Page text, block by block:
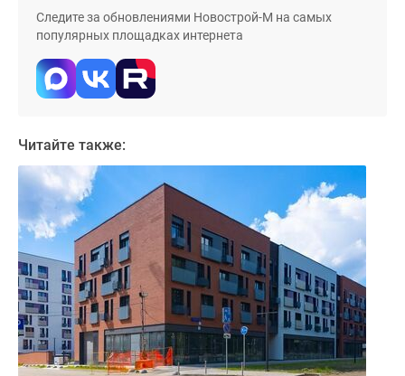
Бизнес-
центры
акции
Следите за обновлениями Новострой-М на самых
популярных площадках интернета
Читайте также: